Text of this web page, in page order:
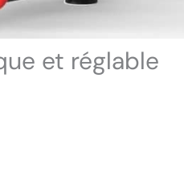
et réglable